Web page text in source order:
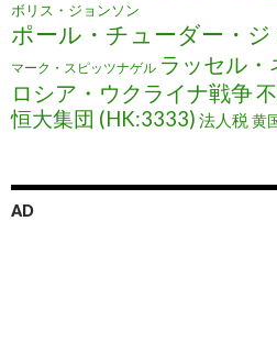
ボリス・ジョンソン
ポール・チューダー・
マーク・スピッツナゲル ラッセル・
ロシア・ウクライナ戦争
恒大集団 (HK:3333) 法人税黄
AD